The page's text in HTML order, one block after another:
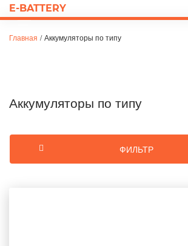
E-BATTERY
Главная / Аккумуляторы по типу
Аккумуляторы по типу
ФИЛЬТР